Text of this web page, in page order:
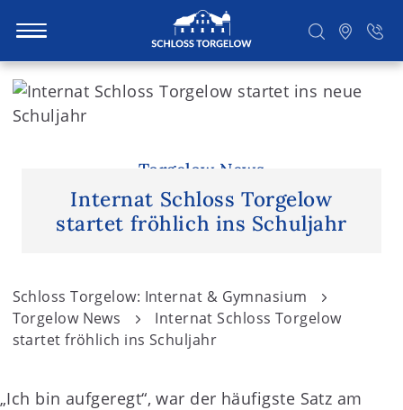
S
Torgelow News
Internat Schloss Torgelow
startet fröhlich ins Schuljahr
Schloss Torgelow: Internat & Gymnasium
Torgelow News
Internat Schloss Torgelow
startet fröhlich ins Schuljahr
„Ich bin aufgeregt“, war der häufigste Satz am